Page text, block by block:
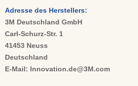
Adresse des Herstellers:
3M Deutschland GmbH
Carl-Schurz-Str. 1
41453 Neuss
Deutschland
E-Mail: Innovation.de@3M.com